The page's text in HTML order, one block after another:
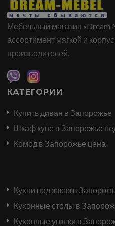
Мебельный магазин «Dream
ассортимент мягкой и
производителей.
КАТЕГОРИИ
Купить диван в Запорожье
Шкаф купе в Запорожье
Комод в Запорожье цена
Кухни под заказ в
Кухонные столы в
Кухонные уголки в